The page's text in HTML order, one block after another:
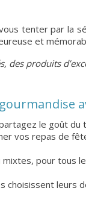
tenter par la
et
des produits
le goût du
vos repas de
pour tous
choisissent leurs